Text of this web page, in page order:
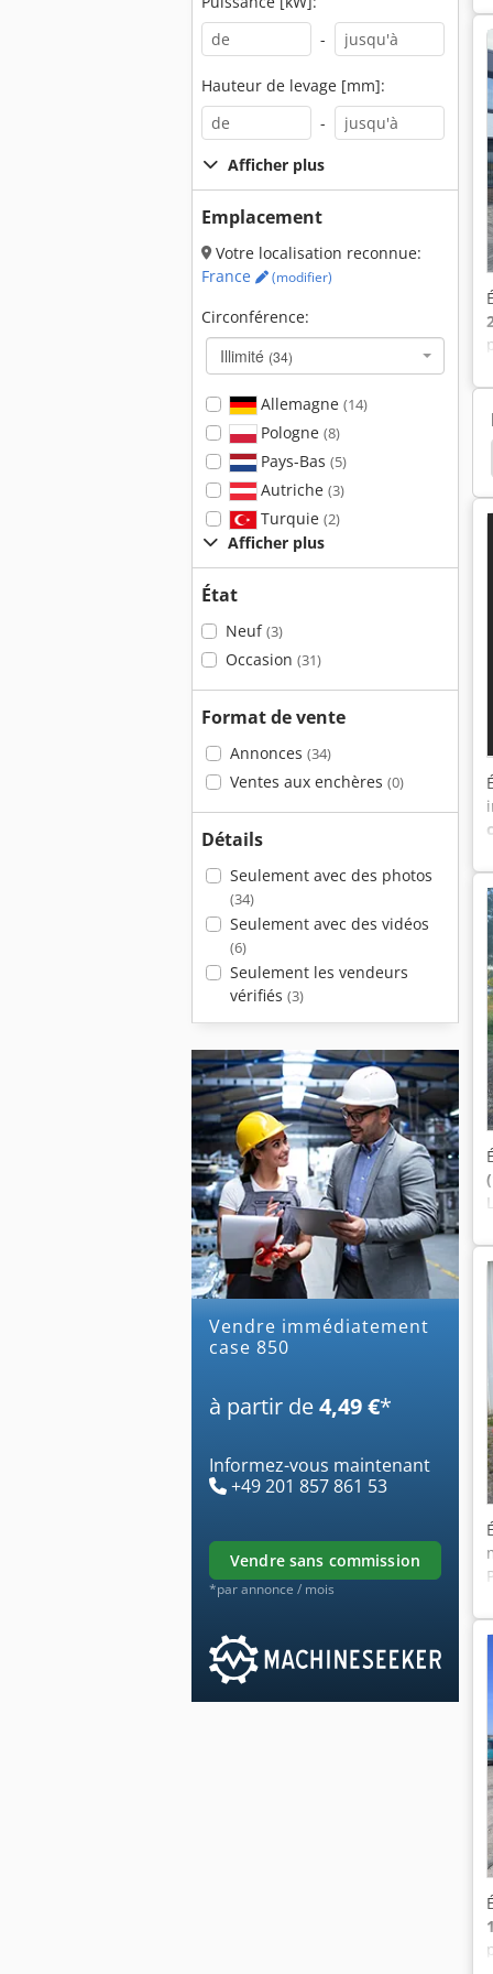
-
Hauteur de levage [mm]:
-
Afficher plus
Emplacement
Votre localisation reconnue:
France
(modifier)
Circonférence:
Illimité (34)
Allemagne (14)
Pologne (8)
Pays-Bas (5)
Autriche (3)
Turquie (2)
Afficher plus
État
Neuf(3)
Occasion (31)
Format de vente
Annonces (34)
Ventes aux enchères (0)
Détails
Seulement avec des photos
(34)
Seulement avec des vidéos
(6)
Seulement les vendeurs
vérifiés (3)
Vendre immédiatement
case 850
à partir de4,49 €*
Informez-vous maintenant
+49 201 857 861 53
vendre sans commission
*par annonce / mois
Excavatrice